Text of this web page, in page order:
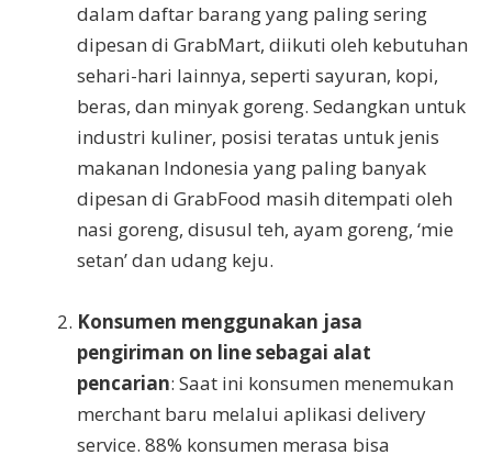
dalam daftar barang yang paling sering
dipesan di GrabMart, diikuti oleh kebutuhan
sehari-hari lainnya, seperti sayuran, kopi,
beras, dan minyak goreng. Sedangkan untuk
industri kuliner, posisi teratas untuk jenis
makanan Indonesia yang paling banyak
dipesan di GrabFood masih ditempati oleh
nasi goreng, disusul teh, ayam goreng, ‘mie
setan’ dan udang keju.
Konsumen menggunakan jasa
pengiriman on linesebagai alat
pencarian: Saat ini konsumen menemukan
merchant baru melalui aplikasi delivery
service. 88% konsumen merasa bisa